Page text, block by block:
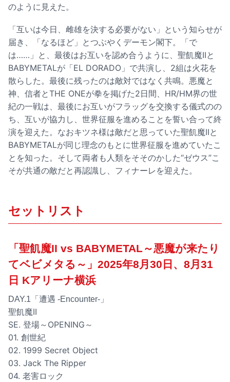
のように見えた。
「互いは今日、雌雄を決する必要がない」という知らせが
届き、「なるほど」とつぶやくデーモン閣下。「で
は……」と、最後はお互いを認め合うように、聖飢魔IIと
BABYMETALが「EL DORADO」で共演し、2組は火花を
散らした。最後に残ったのは敵対ではなく共鳴。悪魔と
神、信者とTHE ONEが拳を掲げた2日間、HR/HM界の世
紀の一戦は、最後にお互いがフラッグを交換する儀式のの
ち、互いが協力し、世界征服を進めることを誓い合って終
演を迎えた。なおキツネ様は敵だと思っていた聖飢魔IIと
BABYMETALが同じ理念のもとに世界征服を進めていたこ
とを知った。そして両者も人類をそそのかした“ゼウス”こ
そが共通の敵だと再認識し、フィナーレを迎えた。
セットリスト
「聖飢魔II vs BABYMETAL～悪魔が来たり
てベビメタる～」2025年8月30日、8月31
日 Kアリーナ横浜
DAY.1「遭遇 -Encounter-」
聖飢魔II
SE. 登場～OPENING～
01. 創世紀
02. 1999 Secret Object
03. Jack The Ripper
04. 老害ロック